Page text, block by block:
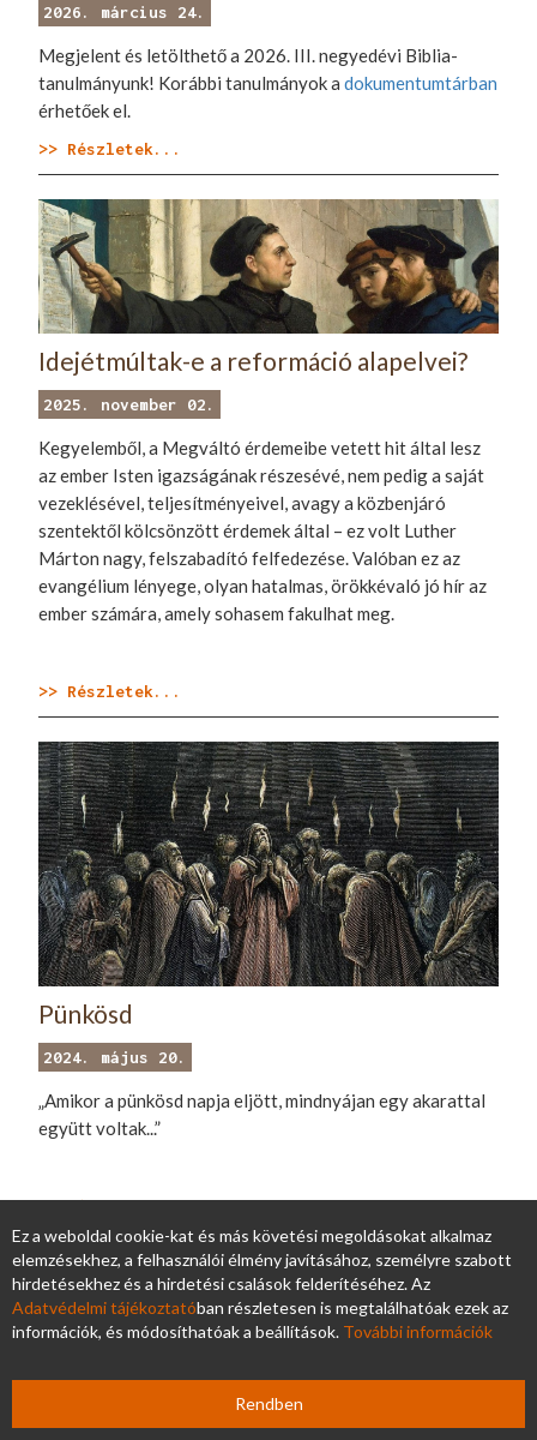
2026. március 24.
Megjelent és letölthető a 2026. III. negyedévi Biblia-
tanulmányunk! Korábbi tanulmányok adokumentumtárban
érhetőek el.
>> Részletek...
Idejétmúltak-e a reformáció alapelvei?
2025. november 02.
Kegyelemből, a Megváltó érdemeibe vetett hit által lesz
az ember Isten igazságának részesévé, nem pedig a saját
vezeklésével, teljesítményeivel, avagy a közbenjáró
szentektől kölcsönzött érdemek által – ez volt Luther
Márton nagy, felszabadító felfedezése. Valóban ez az
evangélium lényege, olyan hatalmas, örökkévaló jó hír az
ember számára, amely sohasem fakulhat meg.
>> Részletek...
Pünkösd
2024. május 20.
„Amikor a pünkösd napja eljött, mindnyájan egy akarattal
együtt voltak...”
>> Részletek...
Ez a weboldal cookie-kat és más követési megoldásokat alkalmaz
elemzésekhez, a felhasználói élmény javításához, személyre szabott
hirdetésekhez és a hirdetési csalások felderítéséhez. Az
Adatvédelmi tájékoztatóban részletesen is megtalálhatóak ezek az
információk, és módosíthatóak a beállítások. További információk
Rendben